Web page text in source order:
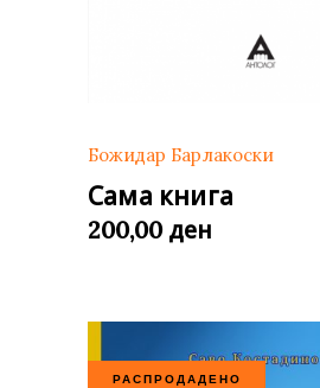
Божидар Барлакоски
Сама книга
200,00 ден
РАСПРОДАДЕНО